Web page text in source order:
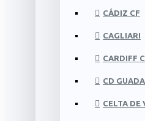
CÁDIZ CF
CAGLIARI
CARDIFF
CD
CELTA DE